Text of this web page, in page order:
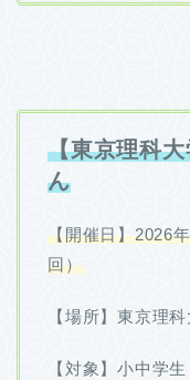
【東京理科
ん
【開催日】2026
回）
【場所】東京理
【対象】小中学